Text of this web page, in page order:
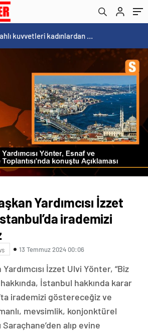
Yardımcısı İzzet
irademizi
13 Temmuz 2024 00:06
İzzet Ulvi Yönter, “Biz
İstanbul hakkında karar
irademizi göstereceğiz ve
mevsimlik, konjonktürel
alıp evine